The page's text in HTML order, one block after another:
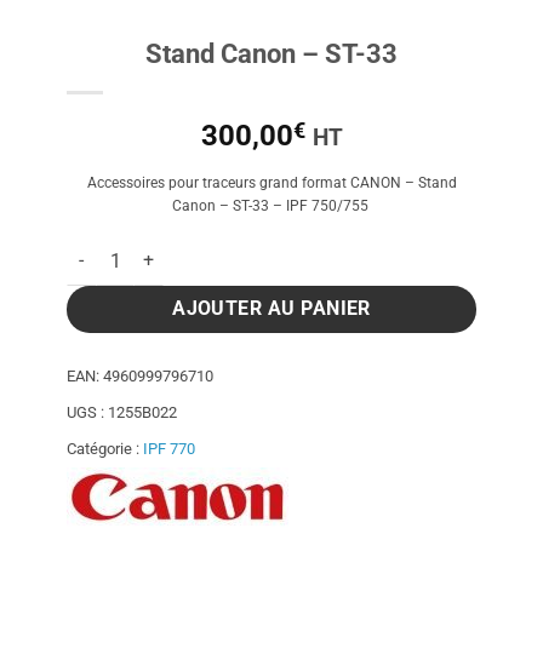
Stand Canon – ST-33
300,00€ HT
Accessoires pour traceurs grand format CANON – Stand
Canon – ST-33 – IPF 750/755
quantité de Stand Canon - ST-33
AJOUTER AU PANIER
EAN: 4960999796710
UGS : 1255B022
Catégorie : IPF 770